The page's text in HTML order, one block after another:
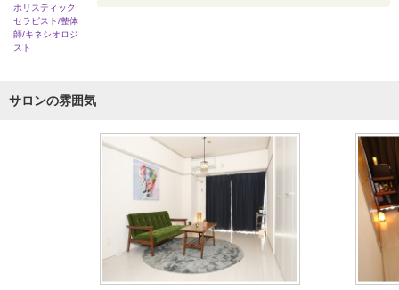
ホリスティック
セラピスト/整体
師/キネシオロジ
スト
サロンの雰囲気